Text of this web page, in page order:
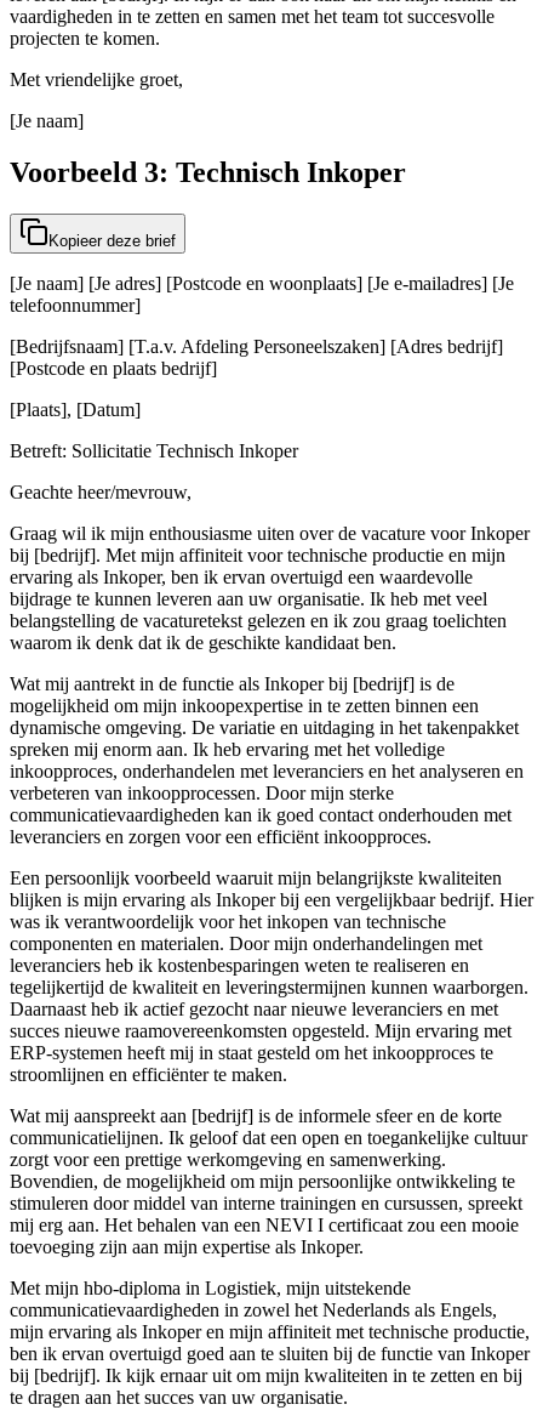
vaardigheden in te zetten en samen met het team tot succesvolle
projecten te komen.
Met vriendelijke groet,
[Je naam]
Voorbeeld 3: Technisch Inkoper
Kopieer deze brief
[Je naam] [Je adres] [Postcode en woonplaats] [Je e-mailadres] [Je
telefoonnummer]
[Bedrijfsnaam] [T.a.v. Afdeling Personeelszaken] [Adres bedrijf]
[Postcode en plaats bedrijf]
[Plaats], [Datum]
Betreft: Sollicitatie Technisch Inkoper
Geachte heer/mevrouw,
Graag wil ik mijn enthousiasme uiten over de vacature voor Inkoper
bij [bedrijf]. Met mijn affiniteit voor technische productie en mijn
ervaring als Inkoper, ben ik ervan overtuigd een waardevolle
bijdrage te kunnen leveren aan uw organisatie. Ik heb met veel
belangstelling de vacaturetekst gelezen en ik zou graag toelichten
waarom ik denk dat ik de geschikte kandidaat ben.
Wat mij aantrekt in de functie als Inkoper bij [bedrijf] is de
mogelijkheid om mijn inkoopexpertise in te zetten binnen een
dynamische omgeving. De variatie en uitdaging in het takenpakket
spreken mij enorm aan. Ik heb ervaring met het volledige
inkoopproces, onderhandelen met leveranciers en het analyseren en
verbeteren van inkoopprocessen. Door mijn sterke
communicatievaardigheden kan ik goed contact onderhouden met
leveranciers en zorgen voor een efficiënt inkoopproces.
Een persoonlijk voorbeeld waaruit mijn belangrijkste kwaliteiten
blijken is mijn ervaring als Inkoper bij een vergelijkbaar bedrijf. Hier
was ik verantwoordelijk voor het inkopen van technische
componenten en materialen. Door mijn onderhandelingen met
leveranciers heb ik kostenbesparingen weten te realiseren en
tegelijkertijd de kwaliteit en leveringstermijnen kunnen waarborgen.
Daarnaast heb ik actief gezocht naar nieuwe leveranciers en met
succes nieuwe raamovereenkomsten opgesteld. Mijn ervaring met
ERP-systemen heeft mij in staat gesteld om het inkoopproces te
stroomlijnen en efficiënter te maken.
Wat mij aanspreekt aan [bedrijf] is de informele sfeer en de korte
communicatielijnen. Ik geloof dat een open en toegankelijke cultuur
zorgt voor een prettige werkomgeving en samenwerking.
Bovendien, de mogelijkheid om mijn persoonlijke ontwikkeling te
stimuleren door middel van interne trainingen en cursussen, spreekt
mij erg aan. Het behalen van een NEVI I certificaat zou een mooie
toevoeging zijn aan mijn expertise als Inkoper.
Met mijn hbo-diploma in Logistiek, mijn uitstekende
communicatievaardigheden in zowel het Nederlands als Engels,
mijn ervaring als Inkoper en mijn affiniteit met technische productie,
ben ik ervan overtuigd goed aan te sluiten bij de functie van Inkoper
bij [bedrijf]. Ik kijk ernaar uit om mijn kwaliteiten in te zetten en bij
te dragen aan het succes van uw organisatie.